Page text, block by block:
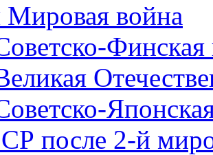
Мировая война
после 2-й